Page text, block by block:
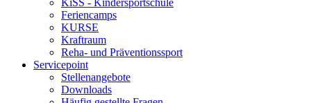
KiSS - Kindersportschule
Feriencamps
KURSE
Kraftraum
Reha- und Präventionssport
Servicepoint
Stellenangebote
Downloads